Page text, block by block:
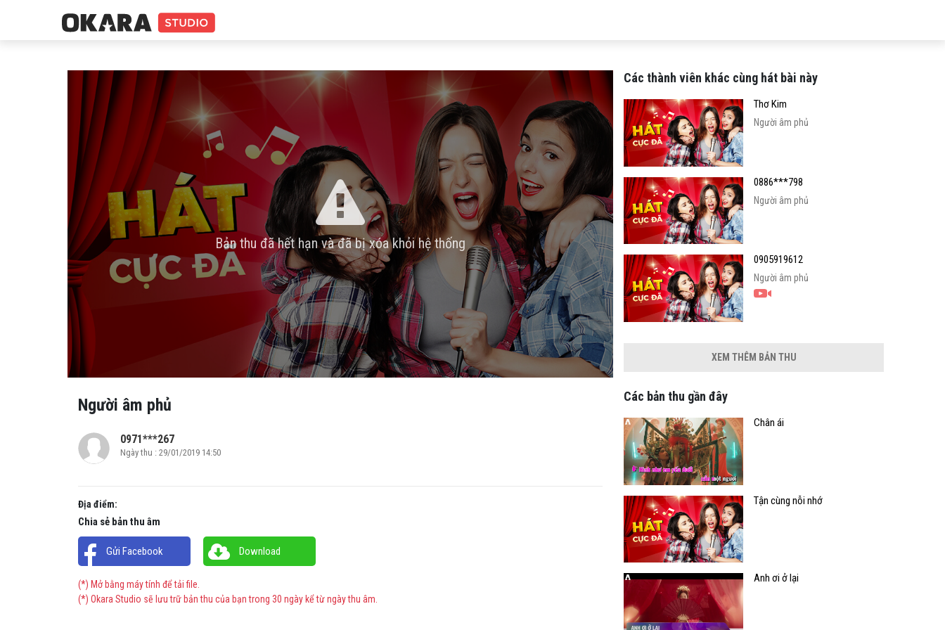
Bản thu đã hết hạn và đã bị xóa khỏi hệ thống
Người âm phủ
0971***267
Ngày thu : 29/01/2019 14:50
Địa điểm:
Chia sẻ bản thu âm
Gửi Facebook Download
(*) Mở bằng máy tính để tải file.
(*) Okara Studio sẽ lưu trữ bản thu của bạn trong 30 ngày kể từ ngày thu âm.
Các thành viên khác cùng hát bài này
Thơ Kim
Người âm phủ
0886***798
Người âm phủ
0905919612
Người âm phủ
XEM THÊM BẢN THU
Các bản thu gần đây
Chân ái
Tận cùng nỗi nhớ
Anh ơi ở lại